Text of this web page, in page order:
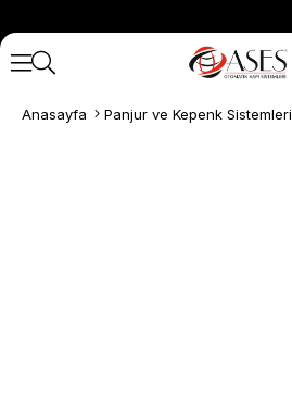
Anasayfa Panjur ve Kepenk Sistemleri